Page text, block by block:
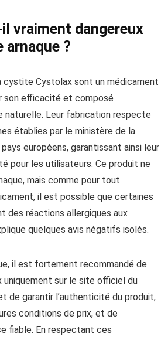
vraiment dangereux
arnaque ?
cystite Cystolax sont un médicament
son efficacité et composé
naturelle. Leur fabrication respecte
établies par le ministère de la
européens, garantissant ainsi leur
pour les utilisateurs. Ce produit ne
mais comme pour tout
il est possible que certaines
des réactions allergiques aux
quelques avis négatifs isolés.
il est fortement recommandé de
uniquement sur le site officiel du
de garantir l’authenticité du produit,
conditions de prix, et de
fiable. En respectant ces